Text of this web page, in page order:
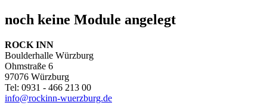
noch keine Module angelegt
ROCK INN
Boulderhalle Würzburg
Ohmstraße 6
97076 Würzburg
Tel: 0931 - 466 213 00
info@rockinn-wuerzburg.de